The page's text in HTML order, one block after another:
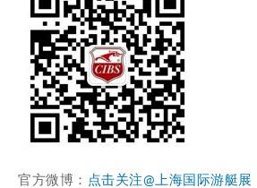
官方微博： 点击关注@上海国际游艇展